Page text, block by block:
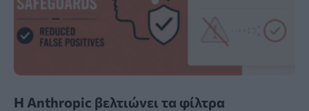
Η Anthropic βελτιώνει τα φίλτρα